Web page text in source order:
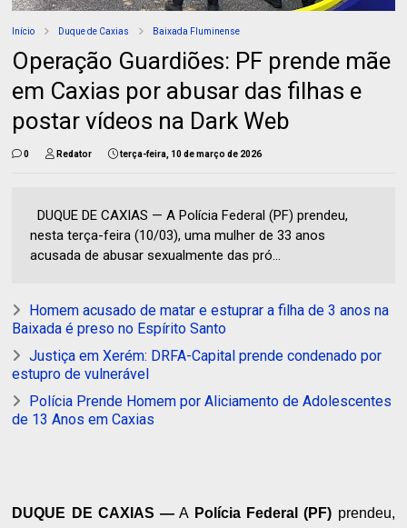
Início Duque de Caxias Baixada Fluminense
Operação Guardiões: PF prende mãe
em Caxias por abusar das filhas e
postar vídeos na Dark Web
0 Redator terça-feira, 10 de março de 2026
DUQUE DE CAXIAS — A Polícia Federal (PF) prendeu,
nesta terça-feira (10/03), uma mulher de 33 anos
acusada de abusar sexualmente das pró...
Homem acusado de matar e estuprar a filha de 3 anos na
Baixada é preso no Espírito Santo
Justiça em Xerém: DRFA-Capital prende condenado por
estupro de vulnerável
Polícia Prende Homem por Aliciamento de Adolescentes
de 13 Anos em Caxias
DUQUE DE CAXIAS — A Polícia Federal (PF) prendeu,